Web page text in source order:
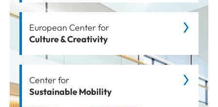
European Center for
Culture & Creativity
Center for
Sustainable Mobility